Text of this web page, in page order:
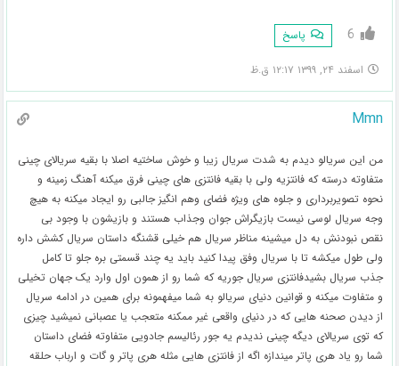
6 پاسخ
اسفند ۲۴, ۱۳۹۹ ۱۲:۱۷ ق.ظ
Mmn
من این سریالو دیدم به شدت سریال زیبا و خوش ساختیه اصلا با بقیه سریالای چینی
متفاوته درسته که فانتزیه ولی با بقیه فانتزی های چینی فرق میکنه آهنگ زمینه و
نحوه تصویربرداری و جلوه های ویژه فضای وهم انگیز جالبی رو ایجاد میکنه به هیچ
وجه سریال لوسی نیست بازیگراش جوان وجذاب هستند و بازیشون با وجود بی
نقص نبودنش به دل میشینه مناظر سریال هم خیلی قشنگه داستان سریال کشش داره
ولی طول میکشه تا با سریال وفق پیدا کنید باید یه چند قسمتی بره جلو تا کامل
جذب سریال بشیدفانتزی سریال جوریه که شما رو از همون اول وارد یک جهان تخیلی
و متفاوت میکنه و قوانین دنیای سریالو به شما میفهمونه برای همین در ادامه سریال
از دیدن صحنه هایی که در دنیای واقعی غیر ممکنه متعجب یا عصبانی نمیشید چیزی
که توی سریالای دیگه چینی ندیدم یه جور رئالیسم جادویی متفاوته فضای داستان
شما رو یاد هری پاتر میندازه اگه از فانتزی هایی مثله هری پاتر و گات و ارباب حلقه